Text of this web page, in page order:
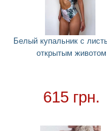
Головные уборы
Водный спорт
Круги
Матрасы
Пледы
Купальники
Открытые
Белый купальник с
открытым животом
615 грн.